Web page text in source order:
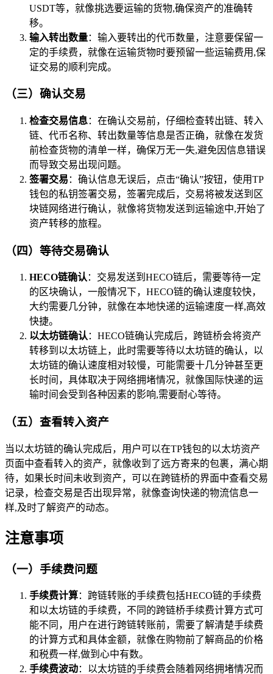
USDT等，就像挑选要运输的货物,确保资产的准确转
移。
输入转出数量：输入要转出的代币数量，注意要保留一
定的手续费，就像在运输货物时要预留一些运输费用,保
证交易的顺利完成。
（三）确认交易
检查交易信息：在确认交易前，仔细检查转出链、转入
链、代币名称、转出数量等信息是否正确，就像在发货
前检查货物的清单一样，确保万无一失,避免因信息错误
而导致交易出现问题。
签署交易 ：确认信息无误后，点击“确认”按钮，使用TP
钱包的私钥签署交易，签署完成后，交易将被发送到区
块链网络进行确认，就像将货物发送到运输途中,开始了
资产转移的旅程。
（四）等待交易确认
HECO链确认：交易发送到HECO链后，需要等待一定
的区块确认，一般情况下，HECO链的确认速度较快，
大约需要几分钟，就像在本地快递的运输速度一样,高效
快捷。
以太坊链确认：HECO链确认完成后，跨链桥会将资产
转移到以太坊链上，此时需要等待以太坊链的确认，以
太坊链的确认速度相对较慢，可能需要十几分钟甚至更
长时间，具体取决于网络拥堵情况，就像国际快递的运
输时间会受到各种因素的影响,需要耐心等待。
（五）查看转入资产
当以太坊链的确认完成后，用户可以在TP钱包的以太坊资产
页面中查看转入的资产，就像收到了远方寄来的包裹，满心期
待，如果长时间未收到资产，可以在跨链桥的界面中查看交易
记录，检查交易是否出现异常，就像查询快递的物流信息一
样,及时了解资产的动态。
注意事项
（一）手续费问题
手续费计算：跨链转账的手续费包括HECO链的手续费
和以太坊链的手续费，不同的跨链桥手续费计算方式可
能不同，用户在进行跨链转账前，需要了解清楚手续费
的计算方式和具体金额，就像在购物前了解商品的价格
和税费一样,做到心中有数。
手续费波动：以太坊链的手续费会随着网络拥堵情况而